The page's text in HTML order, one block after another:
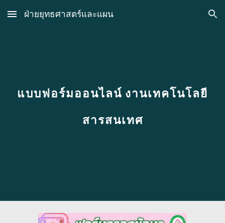
Skip to main content Skip to navigation
ฝ่ายยุทธศาสตร์และแผน
แบบฟอร์มออนไลน์ งานเทคโนโลยี
สารสนเทศ